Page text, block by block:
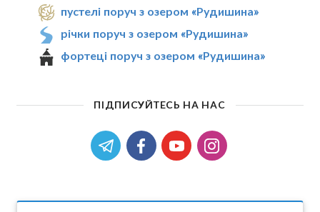
пустелі поруч з озером «Рудишина»
річки поруч з озером «Рудишина»
фортеці поруч з озером «Рудишина»
ПІДПИСУЙТЕСЬ НА НАС